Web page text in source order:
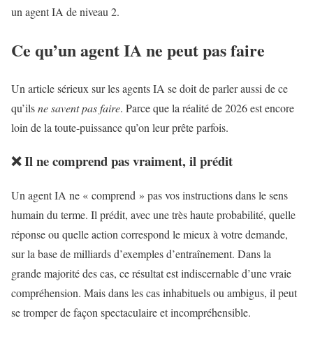
un agent IA de niveau 2.
Ce qu’un agent IA ne peut pas faire
Un article sérieux sur les agents IA se doit de parler aussi de ce
qu’ilsne savent pas faire. Parce que la réalité de 2026 est encore
loin de la toute-puissance qu’on leur prête parfois.
❌ Il ne comprend pas vraiment, il prédit
Un agent IA ne « comprend » pas vos instructions dans le sens
humain du terme. Il prédit, avec une très haute probabilité, quelle
réponse ou quelle action correspond le mieux à votre demande,
sur la base de milliards d’exemples d’entraînement. Dans la
grande majorité des cas, ce résultat est indiscernable d’une vraie
compréhension. Mais dans les cas inhabituels ou ambigus, il peut
se tromper de façon spectaculaire et incompréhensible.